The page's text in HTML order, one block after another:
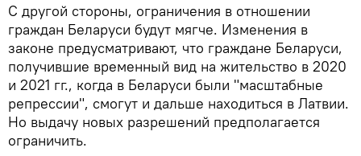
С другой стороны, ограничения в отношении
граждан Беларуси будут мягче. Изменения в
законе предусматривают, что граждане Беларуси,
получившие временный вид на жительство в 2020
и 2021 гг., когда в Беларуси были "масштабные
репрессии", смогут и дальше находиться в Латвии.
Но выдачу новых разрешений предполагается
ограничить.